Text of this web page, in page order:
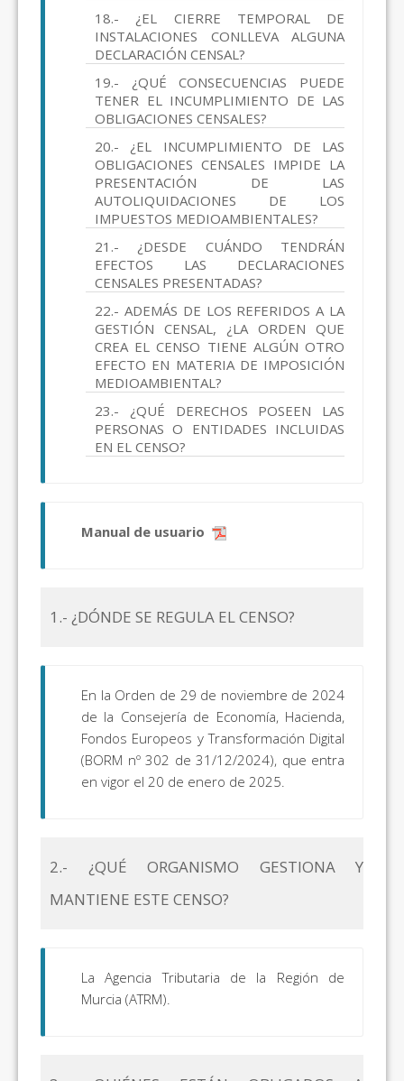
18.- ¿EL CIERRE TEMPORAL DE
INSTALACIONES CONLLEVA ALGUNA
DECLARACIÓN CENSAL?
19.- ¿QUÉ CONSECUENCIAS PUEDE
TENER EL INCUMPLIMIENTO DE LAS
OBLIGACIONES CENSALES?
20.- ¿EL INCUMPLIMIENTO DE LAS
OBLIGACIONES CENSALES IMPIDE LA
PRESENTACIÓN DE LAS
AUTOLIQUIDACIONES DE LOS
IMPUESTOS MEDIOAMBIENTALES?
21.- ¿DESDE CUÁNDO TENDRÁN
EFECTOS LAS DECLARACIONES
CENSALES PRESENTADAS?
22.- ADEMÁS DE LOS REFERIDOS A LA
GESTIÓN CENSAL, ¿LA ORDEN QUE
CREA EL CENSO TIENE ALGÚN OTRO
EFECTO EN MATERIA DE IMPOSICIÓN
MEDIOAMBIENTAL?
23.- ¿QUÉ DERECHOS POSEEN LAS
PERSONAS O ENTIDADES INCLUIDAS
EN EL CENSO?
Manual de usuario
1.- ¿DÓNDE SE REGULA EL CENSO?
En la Orden de 29 de noviembre de 2024
de la Consejería de Economía, Hacienda,
Fondos Europeos y Transformación Digital
(BORM nº 302 de 31/12/2024), que entra
en vigor el 20 de enero de 2025.
2.- ¿QUÉ ORGANISMO GESTIONA Y
MANTIENE ESTE CENSO?
La Agencia Tributaria de la Región de
Murcia (ATRM).